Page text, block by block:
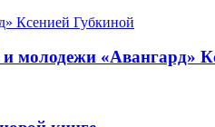
молодежи «Авангард»